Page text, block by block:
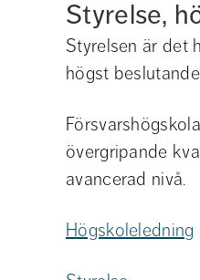
Styrelse,
Styrelsen är det
högst
övergripande
avancerad nivå.
Högskoleledning